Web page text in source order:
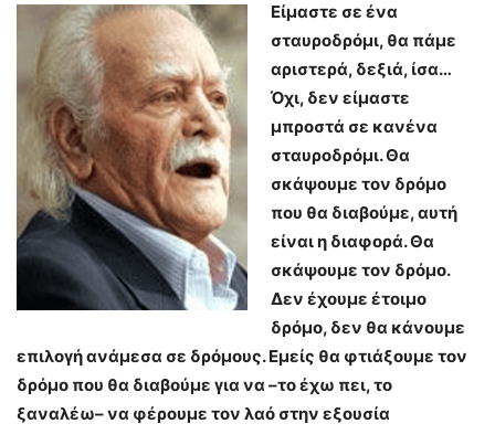
Είμαστε σε ένα
σταυροδρόμι, θα πάμε
αριστερά, δεξιά, ίσα…
Όχι, δεν είμαστε
μπροστά σε κανένα
σταυροδρόμι. Θα
σκάψουμε τον δρόμο
που θα διαβούμε, αυτή
είναι η διαφορά. Θα
σκάψουμε τον δρόμο.
Δεν έχουμε έτοιμο
δρόμο, δεν θα κάνουμε
επιλογή ανάμεσα σε δρόμους. Εμείς θα φτιάξουμε τον
δρόμο που θα διαβούμε για να –το έχω πει, το
ξαναλέω– να φέρουμε τον λαό στην εξουσία